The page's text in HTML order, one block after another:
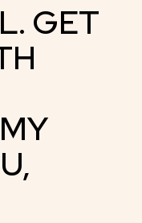
GET